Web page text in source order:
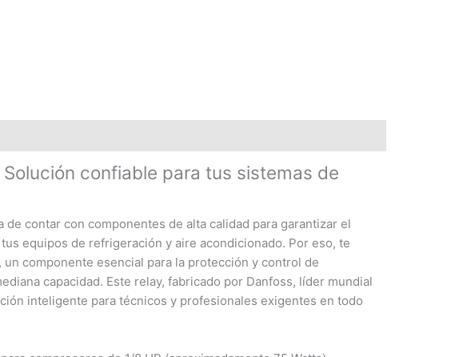
Solución confiable para tus sistemas de
contar con componentes de alta calidad para garantizar el
equipos de refrigeración y aire acondicionado. Por eso, te
, un componente esencial para la protección y control de
capacidad. Este relay, fabricado por Danfoss, líder mundial
inteligente para técnicos y profesionales exigentes en todo